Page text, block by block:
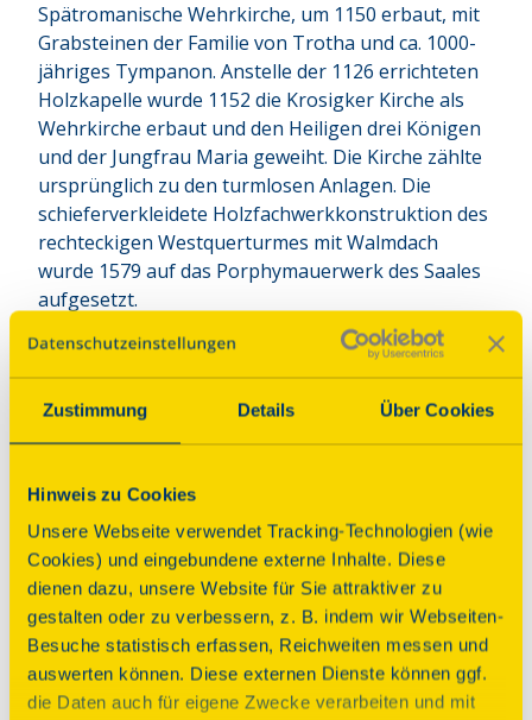
Zustimmung Details Über Cookies
Hinweis zu Cookies
Unsere Webseite verwendet Tracking-Technologien (wie
Cookies) und eingebundene externe Inhalte. Diese
dienen dazu, unsere Website für Sie attraktiver zu
gestalten oder zu verbessern, z. B. indem wir Webseiten-
Besuche statistisch erfassen, Reichweiten messen und
auswerten können. Diese externen Dienste können ggf.
die Daten auch für eigene Zwecke verarbeiten und mit
Spätromanische Wehrkirche, um 1150 erbaut, mit
Grabsteinen der Familie von Trotha und ca. 1000-
jähriges Tympanon. Anstelle der 1126 errichteten
Holzkapelle wurde 1152 die Krosigker Kirche als
Wehrkirche erbaut und den Heiligen drei Königen
und der Jungfrau Maria geweiht. Die Kirche zählte
ursprünglich zu den turmlosen Anlagen. Die
schieferverkleidete Holzfachwerkkonstruktion des
rechteckigen Westquerturmes mit Walmdach
wurde 1579 auf das Porphymauerwerk des Saales
aufgesetzt.
Programm
Im Rahmen des Netzwerks der Denkmale in
infrastrukturellen Besuch unseres Ortes mit
Burgturm, Wassermühle und Bokwindmühle an.
Die Kirche ist zur Besichtigung geöffnet und es
finden eine Führung sowie ein Mitsingkonzert mit
dem Niemberger Mundharmonika-Spielkreis statt.
Parkplatz Anbindung ÖPNV